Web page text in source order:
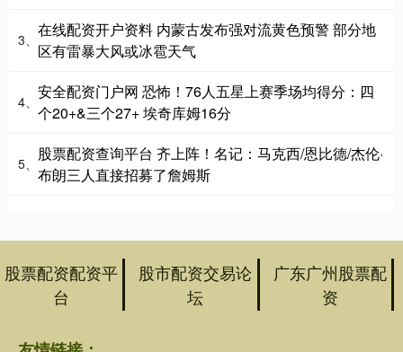
3、
在线配资开户资料 内蒙古发布强对流黄色预警 部分地
区有雷暴大风或冰雹天气
4、
安全配资门户网 恐怖！76人五星上赛季场均得分：四
个20+&三个27+ 埃奇库姆16分
5、
股票配资查询平台 齐上阵！名记：马克西/恩比德/杰伦·
布朗三人直接招募了詹姆斯
股票配资配资平
台
股市配资交易论
坛
广东广州股票配
资